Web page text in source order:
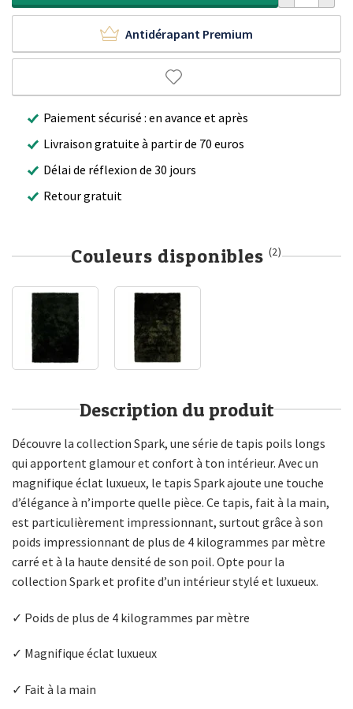
Antidérapant Premium
Paiement sécurisé : en avance et après
Livraison gratuite à partir de 70 euros
Délai de réflexion de 30 jours
Retour gratuit
Couleurs disponibles (2)
Description du produit
Découvre la collection Spark, une série de tapis poils longs
qui apportent glamour et confort à ton intérieur. Avec un
magnifique éclat luxueux, le tapis Spark ajoute une touche
d’élégance à n’importe quelle pièce. Ce tapis, fait à la main,
est particulièrement impressionnant, surtout grâce à son
poids impressionnant de plus de 4 kilogrammes par mètre
carré et à la haute densité de son poil. Opte pour la
collection Spark et profite d’un intérieur stylé et luxueux.
✓ Poids de plus de 4 kilogrammes par mètre
✓ Magnifique éclat luxueux
✓ Fait à la main